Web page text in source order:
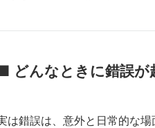
どんなときに錯誤が
は錯誤は、意外と日常的な場